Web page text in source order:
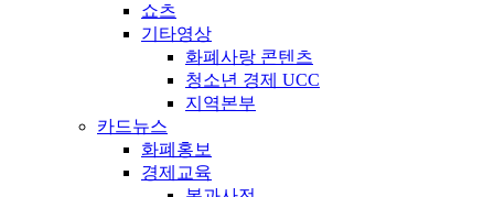
쇼츠
기타영상
화폐사랑 콘텐츠
청소년 경제 UCC
지역본부
카드뉴스
화폐홍보
경제교육